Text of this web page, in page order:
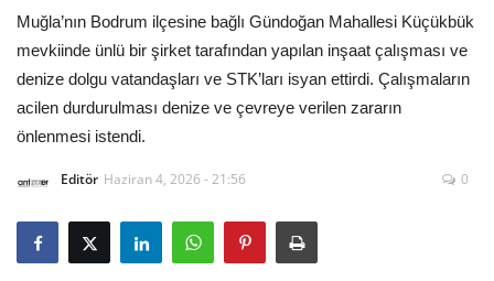
İletişim
Asayiş
Reklam ve İşbirliği
Muğla’nın Bodrum ilçesine bağlı Gündoğan Mahallesi Küçükbük
mevkiinde ünlü bir şirket tarafından yapılan inşaat çalışması ve
denize dolgu vatandaşları ve STK’ları isyan ettirdi. Çalışmaların
acilen durdurulması denize ve çevreye verilen zararın
önlenmesi istendi.
Editör Haziran 4, 2026 - 21:56 0